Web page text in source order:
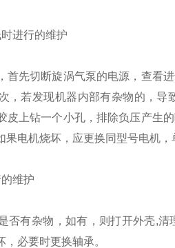
进行的维护
首先切断旋涡气泵的电源，查看
，若发现机器内部有杂物的，
皮上钻一个小孔，排除负压产生
果电机烧坏，应更换同型号电机
维护
否有杂物，如有，则打开外壳,
必要时更换轴承。